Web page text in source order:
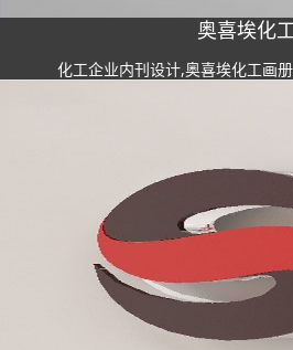
奥喜埃化
化工企业内刊设计,奥喜埃化工画